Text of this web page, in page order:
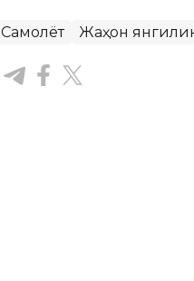
Самолёт Жаҳон